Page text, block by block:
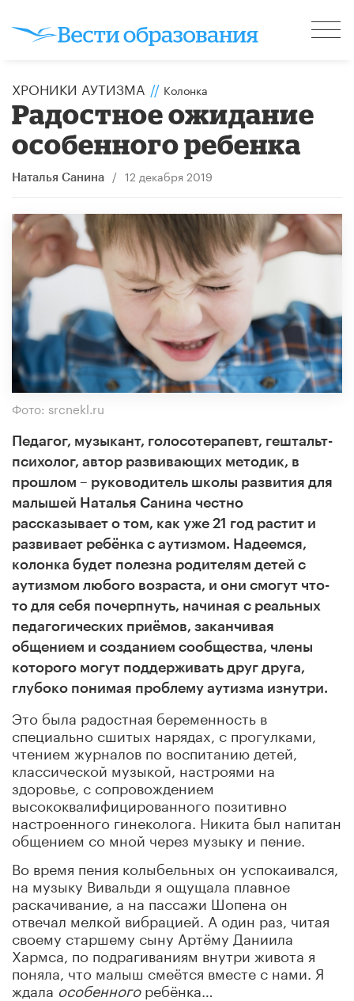
ХРОНИКИ АУТИЗМА // Колонка
Радостное ожидание
особенного ребенка
Наталья Санина / 12 декабря 2019
Фото: srcnekl.ru
Педагог, музыкант, голосотерапевт, гештальт-
психолог, автор развивающих методик, в
прошлом – руководитель школы развития для
малышей Наталья Санина честно
рассказывает о том, как уже 21 год растит и
развивает ребёнка с аутизмом. Надеемся,
колонка будет полезна родителям детей с
аутизмом любого возраста, и они смогут что-
то для себя почерпнуть, начиная с реальных
педагогических приёмов, заканчивая
общением и созданием сообщества, члены
которого могут поддерживать друг друга,
глубоко понимая проблему аутизма изнутри.
Это была радостная беременность в
специально сшитых нарядах, с прогулками,
чтением журналов по воспитанию детей,
классической музыкой, настроями на
здоровье, с сопровождением
высококвалифицированного позитивно
настроенного гинеколога. Никита был напитан
общением со мной через музыку и пение.
Во время пения колыбельных он успокаивался,
на музыку Вивальди я ощущала плавное
раскачивание, а на пассажи Шопена он
отвечал мелкой вибрацией. А один раз, читая
своему старшему сыну Артёму Даниила
Хармса, по подрагиваниям внутри живота я
поняла, что малыш смеётся вместе с нами. Я
ждала особенногоребёнка…